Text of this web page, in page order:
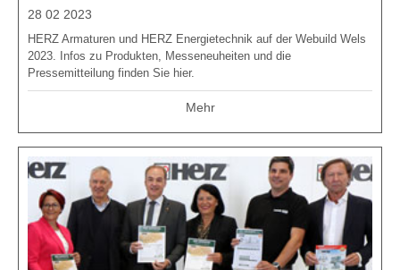
28 02 2023
HERZ Armaturen und HERZ Energietechnik auf der Webuild Wels
2023. Infos zu Produkten, Messeneuheiten und die
Pressemitteilung finden Sie hier.
Mehr